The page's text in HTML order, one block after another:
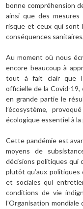
bonne compréhension
ainsi que des
risque et ceux qui sont
conséquences
Au moment où nous
encore beaucoup à
tout à fait clair que
officielle de la Covid-
en grande partie le
l’écosystème,
écologique essentiel à
Cette pandémie est
moyens de
décisions politiques qui
plutôt qu’aux
et sociales qui
conditions de vie
l’Organisation